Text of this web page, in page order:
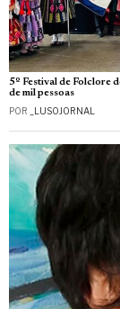
5º Festival de Folclore
de mil pessoas
POR _LUSOJORNAL